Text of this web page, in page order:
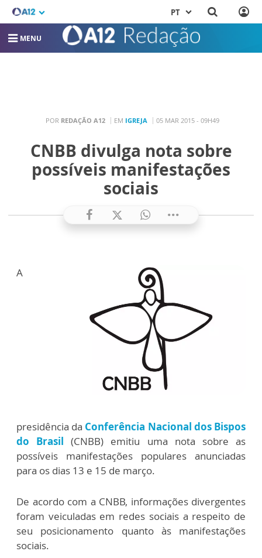
PT
MENU
POR REDAÇÃO A12 EM IGREJA 05 MAR 2015 - 09H49
CNBB divulga nota sobre
possíveis manifestações
sociais
A
presidência da Conferência Nacional dos Bispos
do Brasil (CNBB) emitiu uma nota sobre as
possíveis manifestações populares anunciadas
para os dias 13 e 15 de março.
De acordo com a CNBB, informações divergentes
foram veiculadas em redes sociais a respeito de
seu posicionamento quanto às manifestações
sociais.